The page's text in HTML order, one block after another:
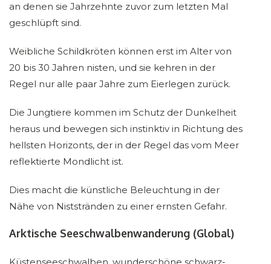
an denen sie Jahrzehnte zuvor zum letzten Mal
geschlüpft sind.
Weibliche Schildkröten können erst im Alter von
20 bis 30 Jahren nisten, und sie kehren in der
Regel nur alle paar Jahre zum Eierlegen zurück.
Die Jungtiere kommen im Schutz der Dunkelheit
heraus und bewegen sich instinktiv in Richtung des
hellsten Horizonts, der in der Regel das vom Meer
reflektierte Mondlicht ist.
Dies macht die künstliche Beleuchtung in der
Nähe von Niststränden zu einer ernsten Gefahr.
Arktische Seeschwalbenwanderung (Global)